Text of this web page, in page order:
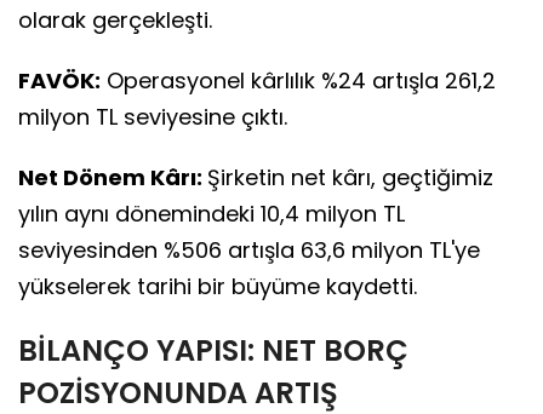
olarak gerçekleşti.
FAVÖK: Operasyonel kârlılık %24 artışla 261,2
milyon TL seviyesine çıktı.
Net Dönem Kârı: Şirketin net kârı, geçtiğimiz
yılın aynı dönemindeki 10,4 milyon TL
seviyesinden %506 artışla 63,6 milyon TL'ye
yükselerek tarihi bir büyüme kaydetti.
BİLANÇO YAPISI: NET BORÇ
POZİSYONUNDA ARTIŞ